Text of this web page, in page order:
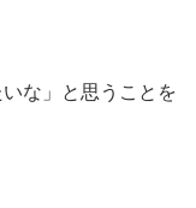
な」と思うことを